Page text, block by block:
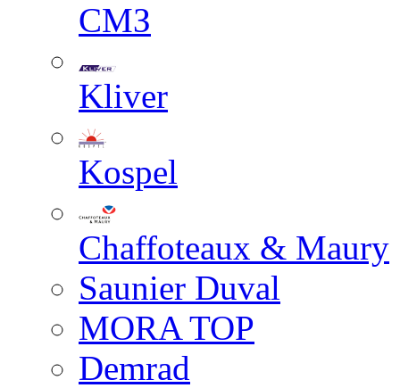
СМЗ
Kliver
Kospel
Chaffoteaux & Maury
Saunier Duval
MORA TOP
Demrad